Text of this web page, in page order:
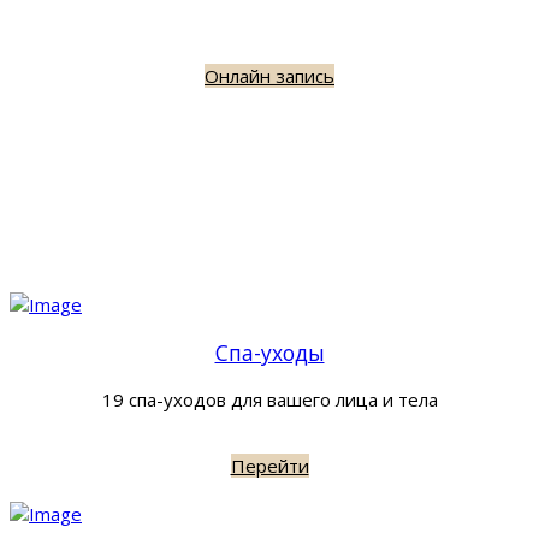
Онлайн запись
Спа-уходы
19 спа-уходов для вашего лица и тела
Перейти